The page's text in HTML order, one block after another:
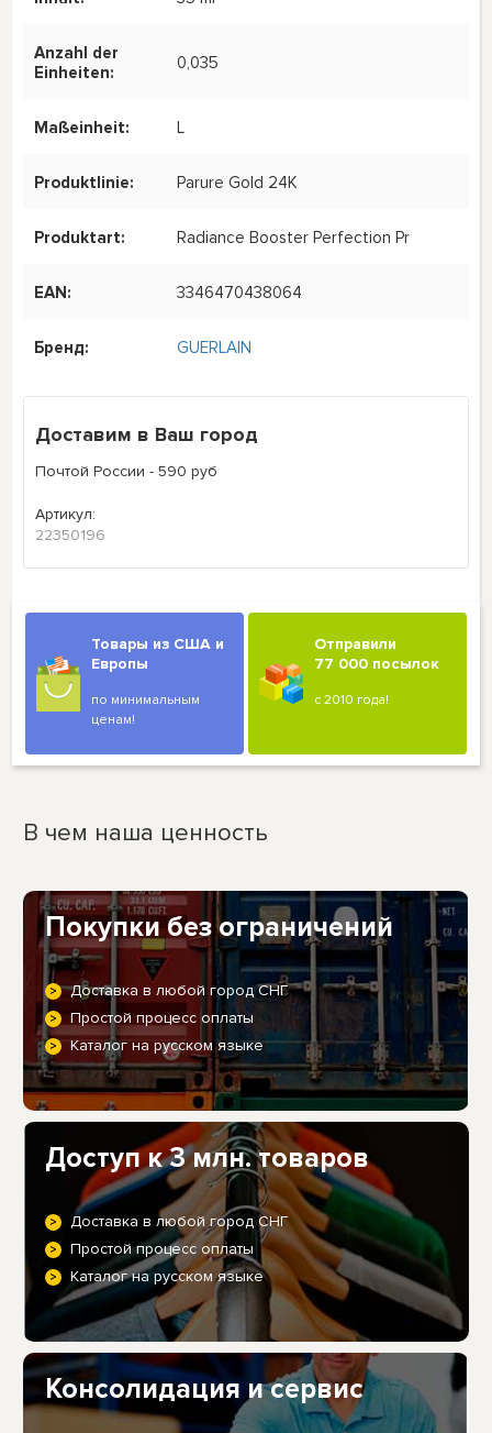
Anzahl der
Einheiten:
0,035
Maßeinheit: L
Produktlinie: Parure Gold 24K
Produktart: Radiance Booster Perfection Pr
EAN: 3346470438064
Бренд: GUERLAIN
Доставим в Ваш город
Почтой России - 590 руб
Артикул:
22350196
Товары из США и
Европы
по минимальным
ценам!
Отправили
77 000 посылок
с 2010 года!
В чем наша ценность
Покупки без ограничений
Доставка в любой город СНГ
Простой процесс оплаты
Каталог на русском языке
Доступ к 3 млн. товаров
Доставка в любой город СНГ
Простой процесс оплаты
Каталог на русском языке
Консолидация и сервис